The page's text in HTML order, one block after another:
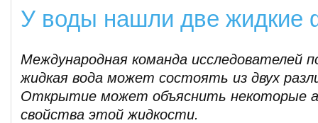
У воды нашли две жидкие
Международная команда исследователей
жидкая вода может состоять из двух
Открытие может объяснить некоторые
свойства этой жидкости.